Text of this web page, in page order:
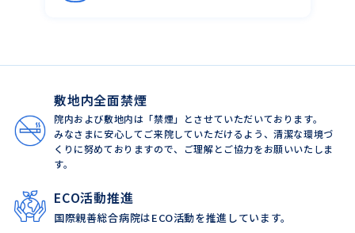
敷地内全面禁煙
院内および敷地内は「禁煙」とさせていただいております。
みなさまに安心してご来院していただけるよう、清潔な環境づ
くりに努めておりますので、ご理解とご協力をお願いいたしま
す。
ECO活動推進
国際親善総合病院はECO活動を推進しています。